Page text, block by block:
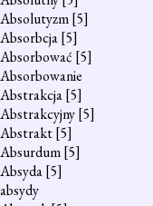
Absolutyzm[5]
Absorbcja[5]
Absorbować [5]
Absorbowanie
Abstrakcja[5]
Abstrakcyjny[5]
Abstrakt[5]
Absurdum[5]
Absyda[5]
absydy